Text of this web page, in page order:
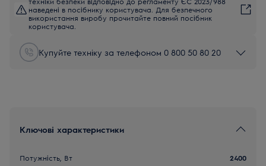
наведені в посібнику користувача. Для безпечного
використання виробу прочитайте повний посібник
користувача.
Купуйте техніку за телефоном 0 800 50 80 20
Ключові характеристики
Потужність, Вт 2400